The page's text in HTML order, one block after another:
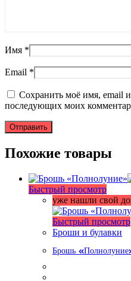
Имя *
Email *
Сохранить моё имя, email и
последующих моих
Похожие товары
Быстрый просмотр
уже нашли свой
Быстрый просмотр
Броши и булавки
Брошь